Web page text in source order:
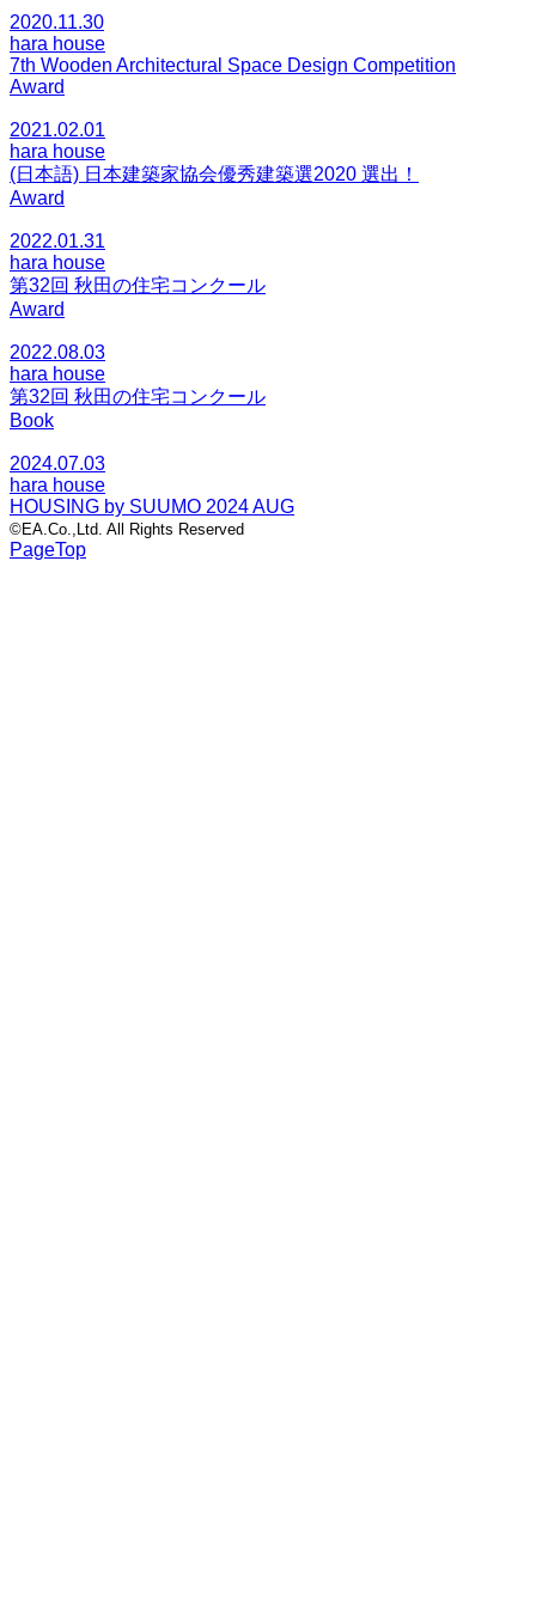
2020.11.30
hara house
7th Wooden Architectural Space Design Competition
Award
2021.02.01
hara house
(日本語) 日本建築家協会優秀建築選2020 選出！
Award
2022.01.31
hara house
第32回 秋田の住宅コンクール
Award
2022.08.03
hara house
第32回 秋田の住宅コンクール
Book
2024.07.03
hara house
HOUSING by SUUMO 2024 AUG
©EA.Co.,Ltd. All Rights Reserved
PageTop